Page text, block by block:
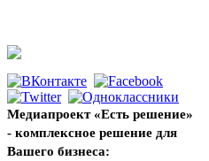
Медиапроект «Есть решение»
- комплексное решение для
Вашего бизнеса: